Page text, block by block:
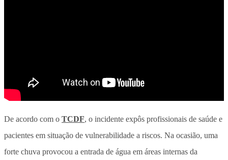
De acordo com o TCDF, o incidente expôs profissionais de saúde e
pacientes em situação de vulnerabilidade a riscos. Na ocasião, uma
forte chuva provocou a entrada de água em áreas internas da